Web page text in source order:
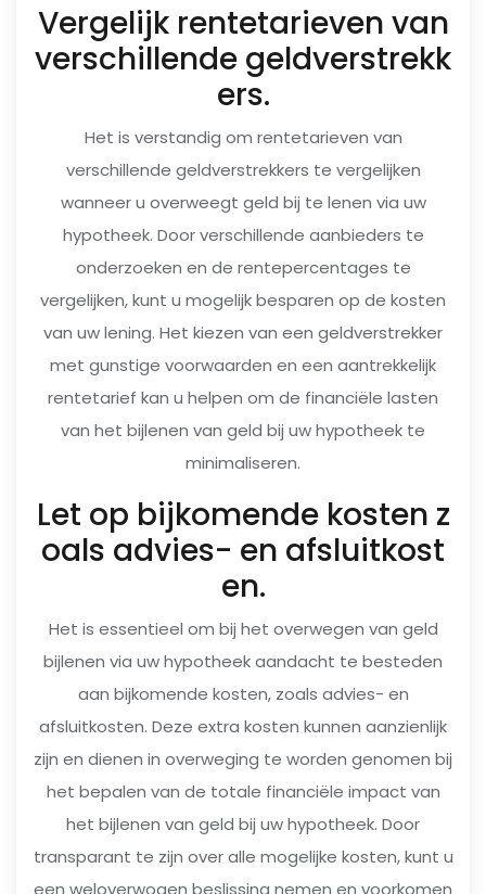
Vergelijk rentetarieven van
verschillende geldverstrekk
ers.
Het is verstandig om rentetarieven van
verschillende geldverstrekkers te vergelijken
wanneer u overweegt geld bij te lenen via uw
hypotheek. Door verschillende aanbieders te
onderzoeken en de rentepercentages te
vergelijken, kunt u mogelijk besparen op de kosten
van uw lening. Het kiezen van een geldverstrekker
met gunstige voorwaarden en een aantrekkelijk
rentetarief kan u helpen om de financiële lasten
van het bijlenen van geld bij uw hypotheek te
minimaliseren.
Let op bijkomende kosten z
oals advies- en afsluitkost
en.
Het is essentieel om bij het overwegen van geld
bijlenen via uw hypotheek aandacht te besteden
aan bijkomende kosten, zoals advies- en
afsluitkosten. Deze extra kosten kunnen aanzienlijk
zijn en dienen in overweging te worden genomen bij
het bepalen van de totale financiële impact van
het bijlenen van geld bij uw hypotheek. Door
transparant te zijn over alle mogelijke kosten, kunt u
een weloverwogen beslissing nemen en voorkomen